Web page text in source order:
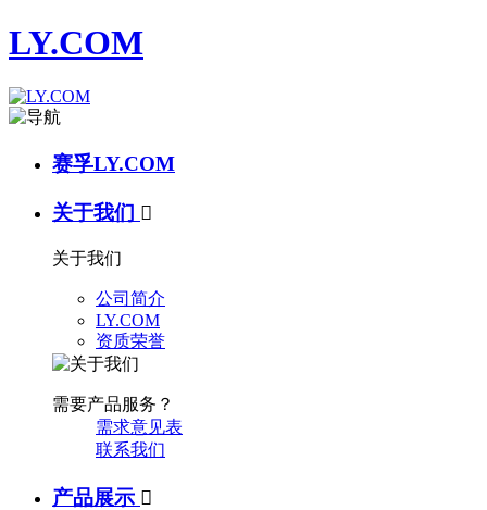
LY.COM
赛孚LY.COM
关于我们 
关于我们
公司简介
LY.COM
资质荣誉
需要产品服务？
需求意见表
联系我们
产品展示 